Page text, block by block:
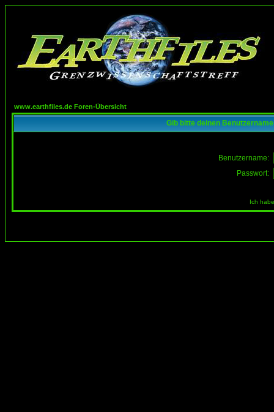
www.earthfiles.de Foren-Übersicht
Gib bitte deinen
Benutzername:
Passwort:
Ich